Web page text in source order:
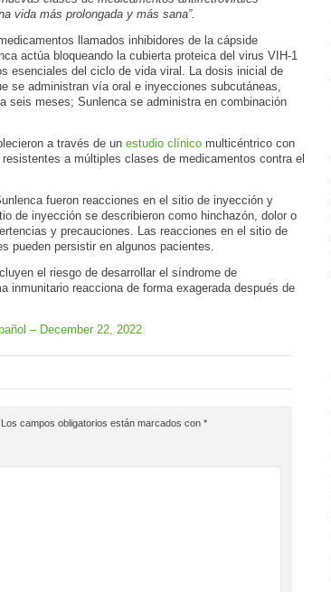
vida más prolongada y más sana”.
llamados inhibidores de la cápside
actúa bloqueando la cubierta proteica del virus VIH-1
esenciales del ciclo de vida viral. La dosis inicial de
se administran vía oral e inyecciones subcutáneas,
seis meses; Sunlenca se administra en combinación
a través de un estudio clínico multicéntrico con
a múltiples clases de medicamentos contra el
fueron reacciones en el sitio de inyección y
de inyección se describieron como hinchazón, dolor o
y precauciones. Las reacciones en el sitio de
pueden persistir en algunos pacientes.
el riesgo de desarrollar el síndrome de
inmunitario reacciona de forma exagerada después de
– December 22, 2022
Los campos obligatorios están marcados con *